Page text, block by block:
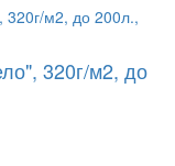
320г/м2, до